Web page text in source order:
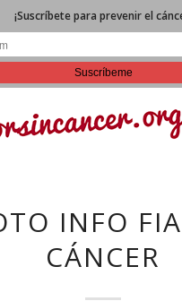
INFO
CÁNCER
¡Suscríbete para prevenir el